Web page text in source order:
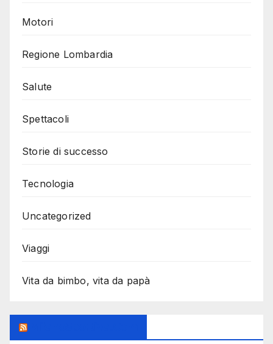
Motori
Regione Lombardia
Salute
Spettacoli
Storie di successo
Tecnologia
Uncategorized
Viaggi
Vita da bimbo, vita da papà